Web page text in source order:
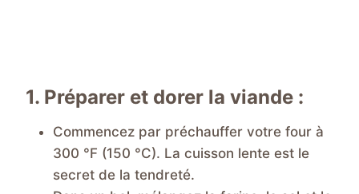
1. Préparer et dorer la viande :
Commencez par préchauffer votre four à
300 °F (150 °C). La cuisson lente est le
secret de la tendreté.